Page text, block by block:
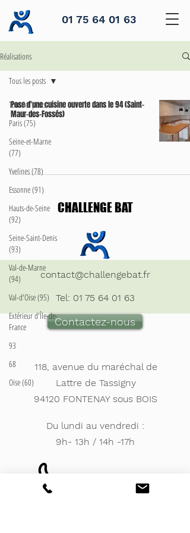
01 75 64 01 63
Réalisations
Tous les posts
Paris (75)
Seine-et-Marne
(77)
Yvelines (78)
Essonne (91)
Hauts-de-Seine
(92)
Seine-Saint-Denis
(93)
Val-de-Marne
(94)
Val-d'Oise (95)
Extérieur d'Île-de-
France
93
68
Oise (60)
Tous les posts
Pose d'une cuisine ouverte dans le 94 (Saint-
Maur-des-Fossés)
CHALLENGE BAT
contact@challengebat.fr
Tel: 01 75 64 01 63
Contactez-nous
Du lundi au vendredi :
9h- 13h / 14h -17h
118, avenue du maréchal de
Lattre de Tassigny
94120 FONTENAY sous BOIS
venez consulter